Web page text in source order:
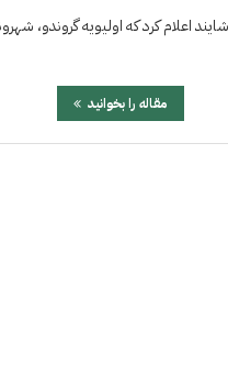
اعلام کرد که اولیویه گروندو،
مقاله را بخوانید